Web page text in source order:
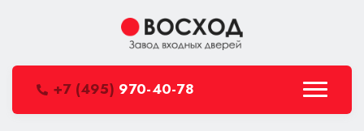
+7 (495) 970-40-78